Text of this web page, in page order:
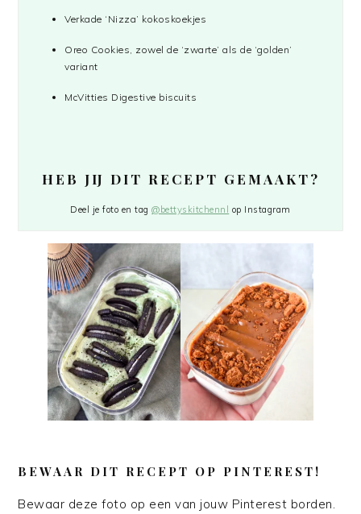
Verkade ‘Nizza’ kokoskoekjes
Oreo Cookies, zowel de ‘zwarte’ als de ‘golden’
variant
McVitties Digestive biscuits
HEB JIJ DIT RECEPT GEMAAKT?
Deel je foto en tag@bettyskitchennl op Instagram
BEWAAR DIT RECEPT OP PINTEREST!
Bewaar deze foto op een van jouw Pinterest borden.